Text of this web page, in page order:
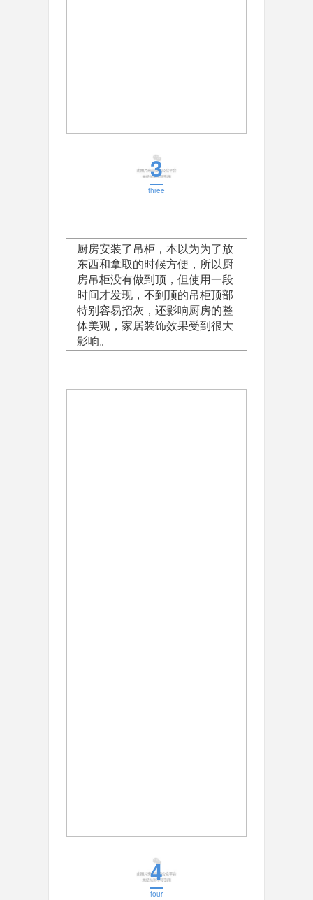
3
three
厨房安装了吊柜，本以为为了放
东西和拿取的时候方便，所以厨
房吊柜没有做到顶，但使用一段
时间才发现，不到顶的吊柜顶部
特别容易招灰，还影响厨房的整
体美观，家居装饰效果受到很大
影响。
4
four